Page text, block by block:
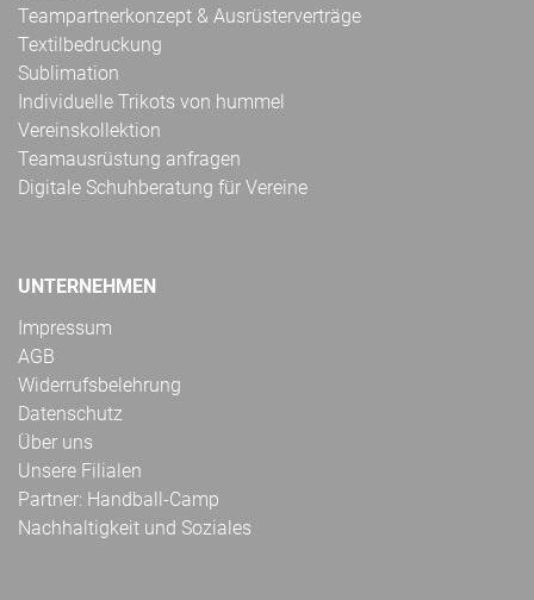
Teampartnerkonzept & Ausrüsterverträge
Textilbedruckung
Sublimation
Individuelle Trikots von hummel
Vereinskollektion
Teamausrüstung anfragen
Digitale Schuhberatung für Vereine
UNTERNEHMEN
Impressum
AGB
Widerrufsbelehrung
Datenschutz
Über uns
Unsere Filialen
Partner: Handball-Camp
Nachhaltigkeit und Soziales